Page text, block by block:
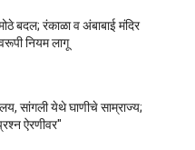
बदल; रंकाळा व अंबाबाई मंदिर
नियम लागू
सांगली येथे घाणीचे साम्राज्य;
ऐरणीवर"